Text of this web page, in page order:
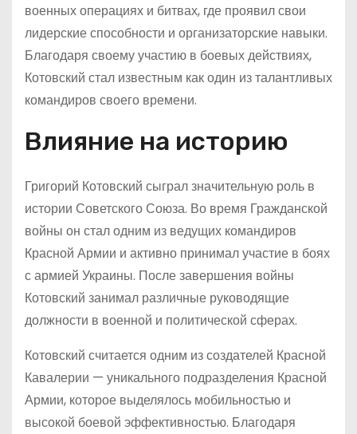
военных операциях и битвах, где проявил свои
лидерские способности и организаторские навыки.
Благодаря своему участию в боевых действиях,
Котовский стал известным как один из талантливых
командиров своего времени.
Влияние на историю
Григорий Котовский сыграл значительную роль в
истории Советского Союза. Во время Гражданской
войны он стал одним из ведущих командиров
Красной Армии и активно принимал участие в боях
с армией Украины. После завершения войны
Котовский занимал различные руководящие
должности в военной и политической сферах.
Котовский считается одним из создателей Красной
Кавалерии — уникального подразделения Красной
Армии, которое выделялось мобильностью и
высокой боевой эффективностью. Благодаря